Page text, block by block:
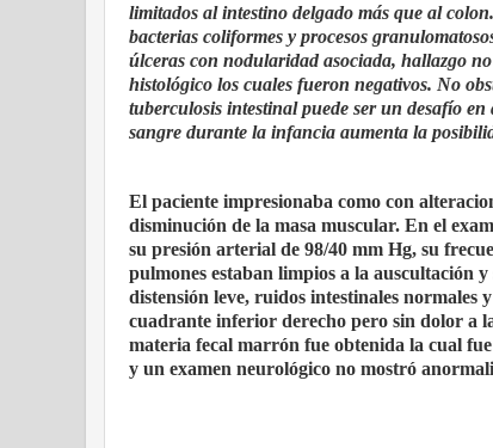
limitados al intestino delgado más que al
bacterias coliformes y procesos
úlceras con nodularidad asociada, hallazgo
histológico los cuales fueron negativos. No
tuberculosis intestinal puede ser un desafío
sangre durante la infancia aumenta la
El paciente impresionaba como con
disminución de la masa muscular. En el
su presión arterial de 98/40 mm Hg, su
pulmones estaban limpios a la auscultación
distensión leve, ruidos intestinales normales
cuadrante inferior derecho pero sin dolor a
materia fecal marrón fue obtenida la cual
y un examen neurológico no mostró